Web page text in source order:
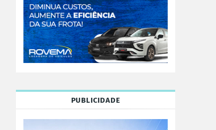
PUBLICIDADE